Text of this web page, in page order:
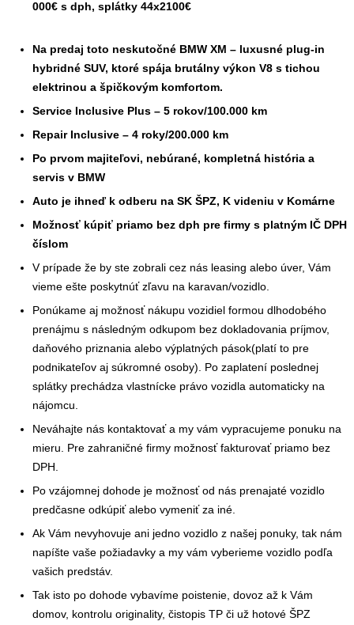
000€ s dph, splátky 44x2100€
Na predaj toto neskutočné BMW XM – luxusné plug-in
hybridné SUV, ktoré spája brutálny výkon V8 s tichou
elektrinou a špičkovým komfortom.
Service Inclusive Plus – 5 rokov/100.000 km
Repair Inclusive – 4 roky/200.000 km
Po prvom majiteľovi, nebúrané, kompletná história a
servis v BMW
Auto je ihneď k odberu na SK ŠPZ, K videniu v Komárne
Možnosť kúpiť priamo bez dph pre firmy s platným IČ DPH
číslom
V prípade že by ste zobrali cez nás leasing alebo úver, Vám
vieme ešte poskytnúť zľavu na karavan/vozidlo.
Ponúkame aj možnosť nákupu vozidiel formou dlhodobého
prenájmu s následným odkupom bez dokladovania príjmov,
daňového priznania alebo výplatných pások(platí to pre
podnikateľov aj súkromné osoby). Po zaplatení poslednej
splátky prechádza vlastnícke právo vozidla automaticky na
nájomcu.
Neváhajte nás kontaktovať a my vám vypracujeme ponuku na
mieru. Pre zahraničné firmy možnosť fakturovať priamo bez
DPH.
Po vzájomnej dohode je možnosť od nás prenajaté vozidlo
predčasne odkúpiť alebo vymeniť za iné.
Ak Vám nevyhovuje ani jedno vozidlo z našej ponuky, tak nám
napíšte vaše požiadavky a my vám vyberieme vozidlo podľa
vašich predstáv.
Tak isto po dohode vybavíme poistenie, dovoz až k Vám
domov, kontrolu originality, čistopis TP či už hotové ŠPZ